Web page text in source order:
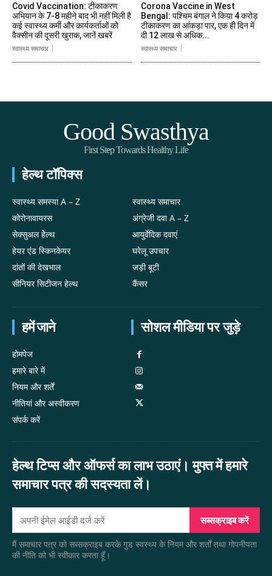
Covid Vaccination: टीकाकरण
अभियान के 7-8 महीने बाद भी नहीं मिली है
कई स्वास्थ्य कर्मी और कार्यकर्ताओं को
वैक्सीन की दूसरी खुराक, जानें खबरें
स्वास्थ्य समाचार
Corona Vaccine in West
Bengal: पश्चिम बंगाल ने किया 4 करोड़
टीकाकरण का आंकड़ा पार, एक ही दिन में
दी 12 लाख से अधिक...
स्वास्थ्य समाचार
Good Swasthya
First Step Towards Healthy Life
हेल्थ टॉपिक्स
स्वास्थ्य समस्या A – Z
कोरोनावायरस
सेक्सुअल हेल्थ
हेयर एंड स्किनकेयर
दांतों की देखभाल
सीनियर सिटीजन हेल्थ
स्वास्थ्य समाचार
अंग्रेजी दवा A – Z
आयुर्वेदिक दवाएं
घरेलू उपचार
जड़ी बूटी
कैंसर
हमें जाने
होमपेज
हमारे बारे में
नियम और शर्तें
नीतियां और अस्वीकरण
संपर्क करें
सोशल मीडिया पर जुड़े
हेल्थ टिप्स और ऑफर्स का लाभ उठाएं। मुफ्त में हमारे
समाचार पत्र की सदस्यता लें।
सब्सक्राइब करें
मैं समाचार पत्र को सब्सक्राइब करके गुड स्वस्थ्य के नियम और शर्तों तथा गोपनीयता
की नीति को भी स्वीकार करता हूँ।